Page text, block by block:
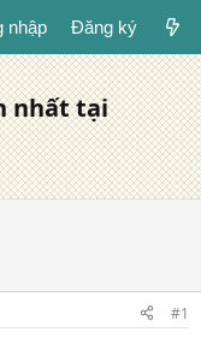
nhập Đăng ký
nhất tại
#1